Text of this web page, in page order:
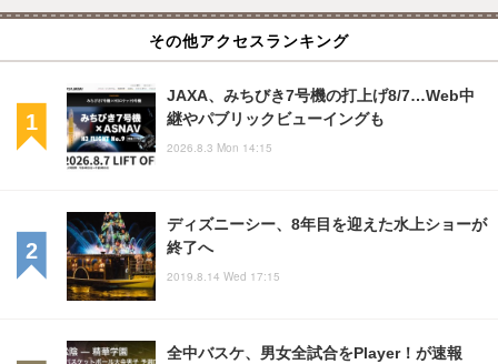
その他アクセスランキング
JAXA、みちびき7号機の打上げ8/7…Web中
継やパブリックビューイングも
2026.8.3 Mon 14:15
ディズニーシー、8年目を迎えた水上ショーが
終了へ
2019.8.14 Wed 17:15
全中バスケ、男女全試合をPlayer！が速報